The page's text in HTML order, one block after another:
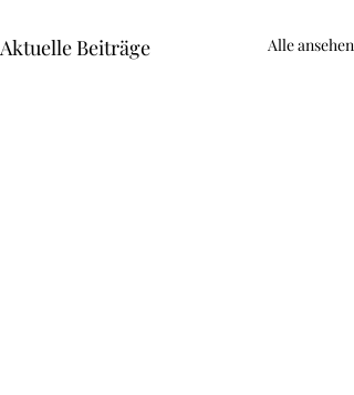
Aktuelle Beiträge Alle ansehen